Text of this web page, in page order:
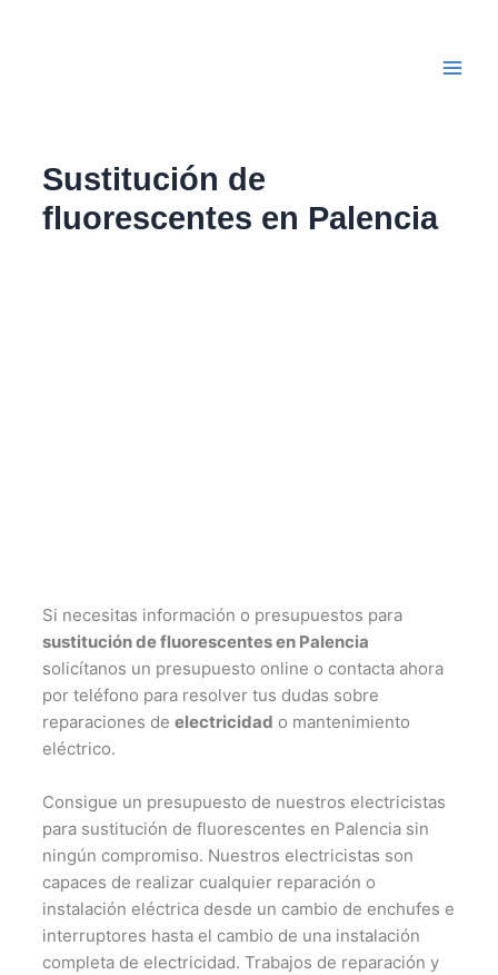
Sustitución de
fluorescentes en Palencia
Si necesitas información o presupuestos para
sustitución de fluorescentes en Palencia
solicítanos un presupuesto online o contacta ahora
por teléfono para resolver tus dudas sobre
reparaciones de electricidad o mantenimiento
eléctrico.
Consigue un presupuesto de nuestros electricistas
para sustitución de fluorescentes en Palencia sin
ningún compromiso. Nuestros electricistas son
capaces de realizar cualquier reparación o
instalación eléctrica desde un cambio de enchufes e
interruptores hasta el cambio de una instalación
completa de electricidad. Trabajos de reparación y